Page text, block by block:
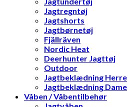
Jagtregntøj
Jagtshorts
Jagtbørnetøj
Fjällräven
Nordic Heat
Deerhunter Jagttøj
Outdoor
Jagtbeklædning Herre
Jagtbeklædning Dame
Våben / Våbentilbehør